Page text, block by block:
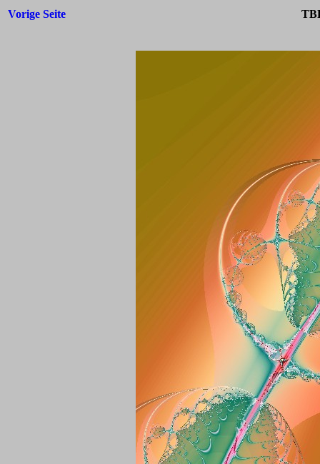
Vorige Seite